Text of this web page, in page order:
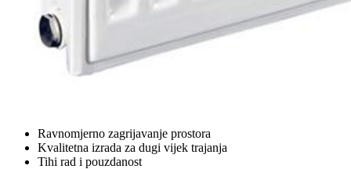
Ravnomjerno zagrijavanje prostora
Kvalitetna izrada za dugi vijek trajanja
Tihi rad i pouzdanost